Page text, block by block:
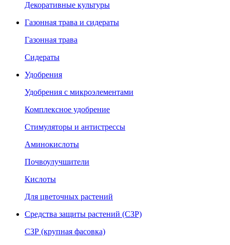
Декоративные культуры
Газонная трава и сидераты
Газонная трава
Сидераты
Удобрения
Удобрения с микроэлементами
Комплексное удобрение
Стимуляторы и антистрессы
Аминокислоты
Почвоулучшители
Кислоты
Для цветочных растений
Средства защиты растений (СЗР)
СЗР (крупная фасовка)